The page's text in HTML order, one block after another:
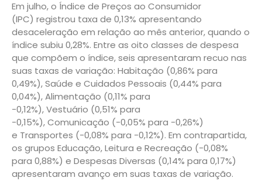
Em julho, o Índice de Preços ao Consumidor
(IPC) registrou taxa de 0,13% apresentando
desaceleração em relação ao mês anterior, quando o
índice subiu 0,28%. Entre as oito classes de despesa
que compõem o índice, seis apresentaram recuo nas
suas taxas de variação: Habitação (0,86% para
0,49%), Saúde e Cuidados Pessoais (0,44% para
0,04%), Alimentação (0,11% para
-0,12%), Vestuário (0,51% para
-0,15%), Comunicação (-0,05% para -0,26%)
e Transportes (-0,08% para -0,12%). Em contrapartida,
os grupos Educação, Leitura e Recreação (-0,08%
para 0,88%) e Despesas Diversas (0,14% para 0,17%)
apresentaram avanço em suas taxas de variação.